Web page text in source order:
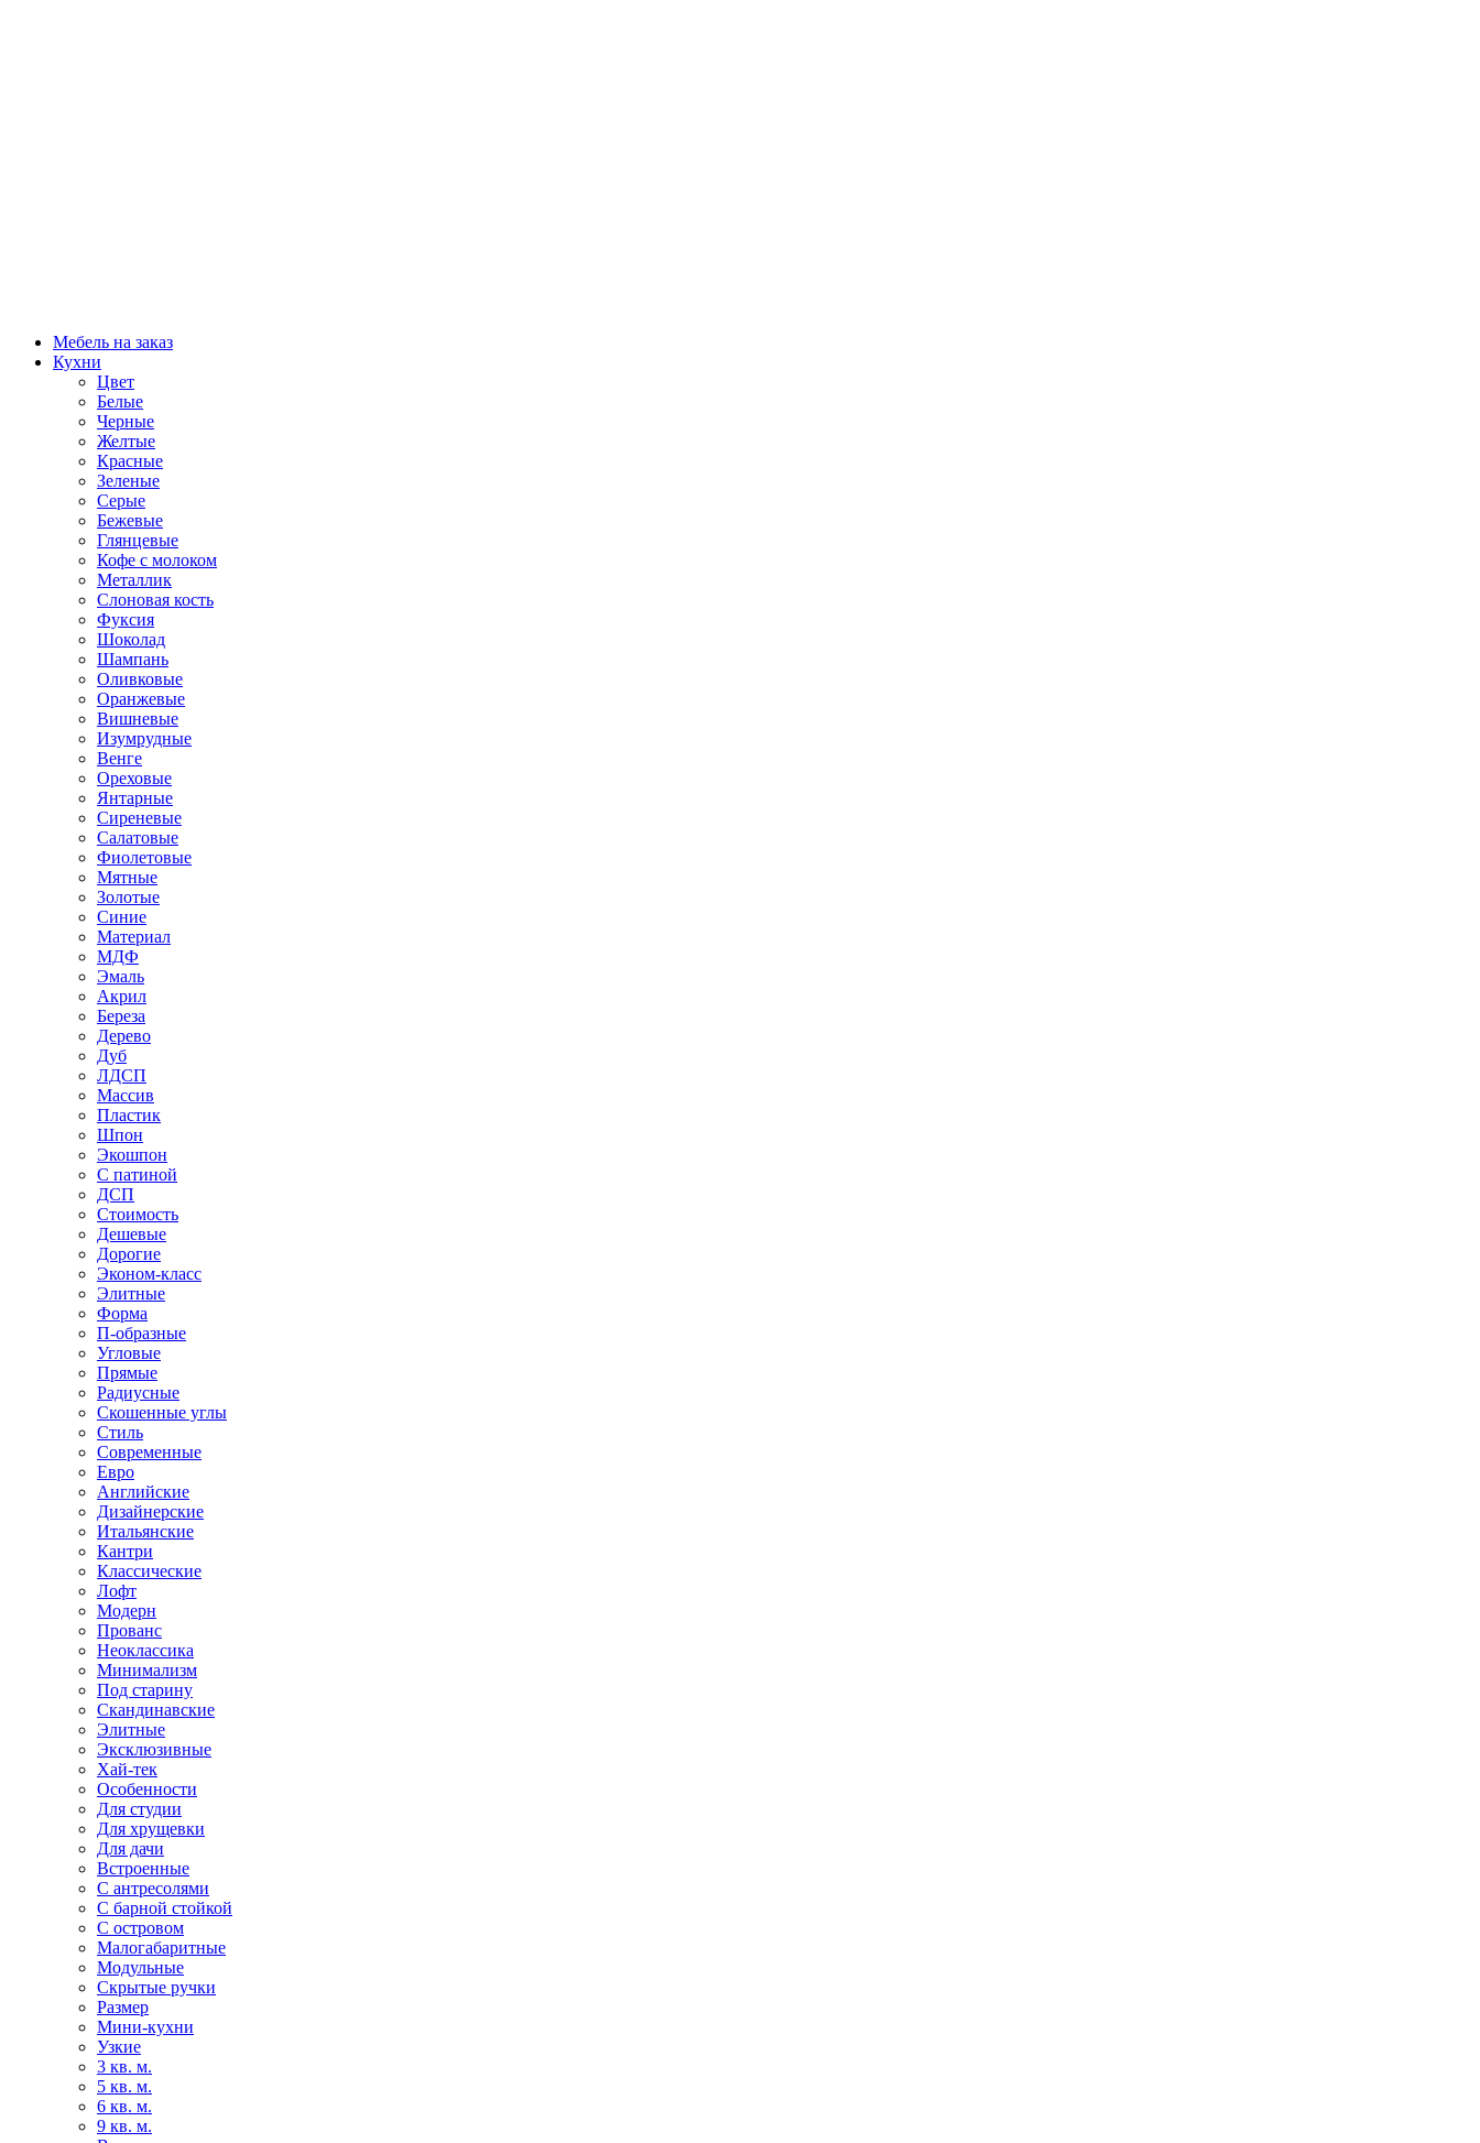
Мебель на заказ
Кухни
Цвет
Белые
Черные
Желтые
Красные
Зеленые
Серые
Бежевые
Глянцевые
Кофе с молоком
Металлик
Слоновая кость
Фуксия
Шоколад
Шампань
Оливковые
Оранжевые
Вишневые
Изумрудные
Венге
Ореховые
Янтарные
Сиреневые
Салатовые
Фиолетовые
Мятные
Золотые
Синие
Материал
МДФ
Эмаль
Акрил
Береза
Дерево
Дуб
ЛДСП
Массив
Пластик
Шпон
Экошпон
С патиной
ДСП
Стоимость
Дешевые
Дорогие
Эконом-класс
Элитные
Форма
П-образные
Угловые
Прямые
Радиусные
Скошенные углы
Стиль
Современные
Евро
Английские
Дизайнерские
Итальянские
Кантри
Классические
Лофт
Модерн
Прованс
Неоклассика
Минимализм
Под старину
Скандинавские
Элитные
Эксклюзивные
Хай-тек
Особенности
Для студии
Для хрущевки
Для дачи
Встроенные
С антресолями
С барной стойкой
С островом
Малогабаритные
Модульные
Скрытые ручки
Размер
Мини-кухни
Узкие
3 кв. м.
5 кв. м.
6 кв. м.
9 кв. м.